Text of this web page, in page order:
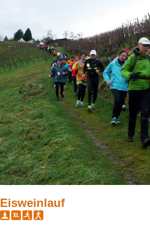
Eisweinlauf